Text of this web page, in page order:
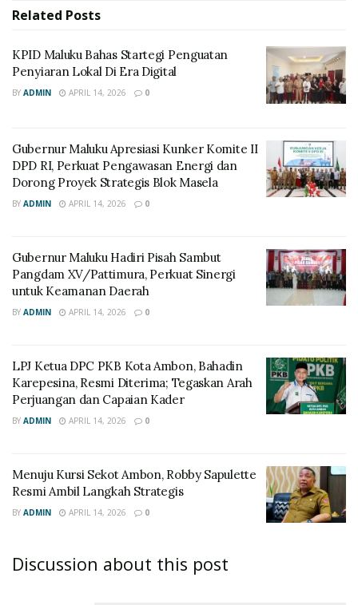
Related Posts
KPID Maluku Bahas Startegi Penguatan
Penyiaran Lokal Di Era Digital
BY ADMIN APRIL 14, 2026 0
Gubernur Maluku Apresiasi Kunker Komite II
DPD RI, Perkuat Pengawasan Energi dan
Dorong Proyek Strategis Blok Masela
BY ADMIN APRIL 14, 2026 0
Gubernur Maluku Hadiri Pisah Sambut
Pangdam XV/Pattimura, Perkuat Sinergi
untuk Keamanan Daerah
BY ADMIN APRIL 14, 2026 0
LPJ Ketua DPC PKB Kota Ambon, Bahadin
Karepesina, Resmi Diterima; Tegaskan Arah
Perjuangan dan Capaian Kader
BY ADMIN APRIL 14, 2026 0
Menuju Kursi Sekot Ambon, Robby Sapulette
Resmi Ambil Langkah Strategis
BY ADMIN APRIL 14, 2026 0
Discussion about this post